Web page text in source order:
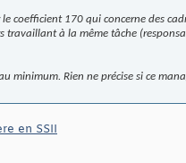
coefficient 170 qui concerne des
travaillant à la même tâche
minimum. Rien ne précise si ce
en SSII